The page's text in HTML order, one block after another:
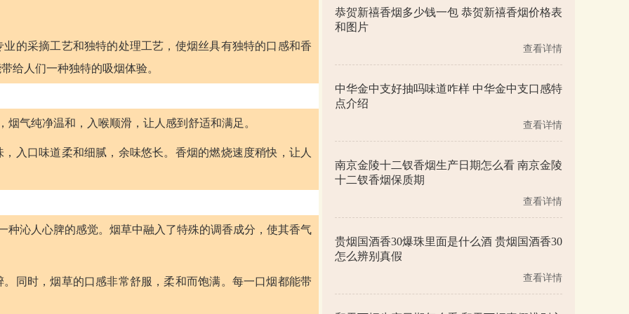
的采摘工艺和独特的处理工艺，使烟丝具有独特的口感和香
给人们一种独特的吸烟体验。
气纯净温和，入喉顺滑，让人感到舒适和满足。
入口味道柔和细腻，余味悠长。香烟的燃烧速度稍快，让人
种沁人心脾的感觉。烟草中融入了特殊的调香成分，使其香气
同时，烟草的口感非常舒服，柔和而饱满。每一口烟都能带
恭贺新禧香烟多少钱一包 恭贺新禧香烟价格表
和图片
查看详情
中华金中支好抽吗味道咋样 中华金中支口感特
点介绍
查看详情
南京金陵十二钗香烟生产日期怎么看 南京金陵
十二钗香烟保质期
查看详情
贵烟国酒香30爆珠里面是什么酒 贵烟国酒香30
怎么辨别真假
查看详情